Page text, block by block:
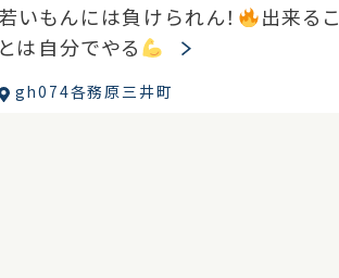
いもんには負けられん！
出来るこ
とは自分でやる
gh074各務原三井町